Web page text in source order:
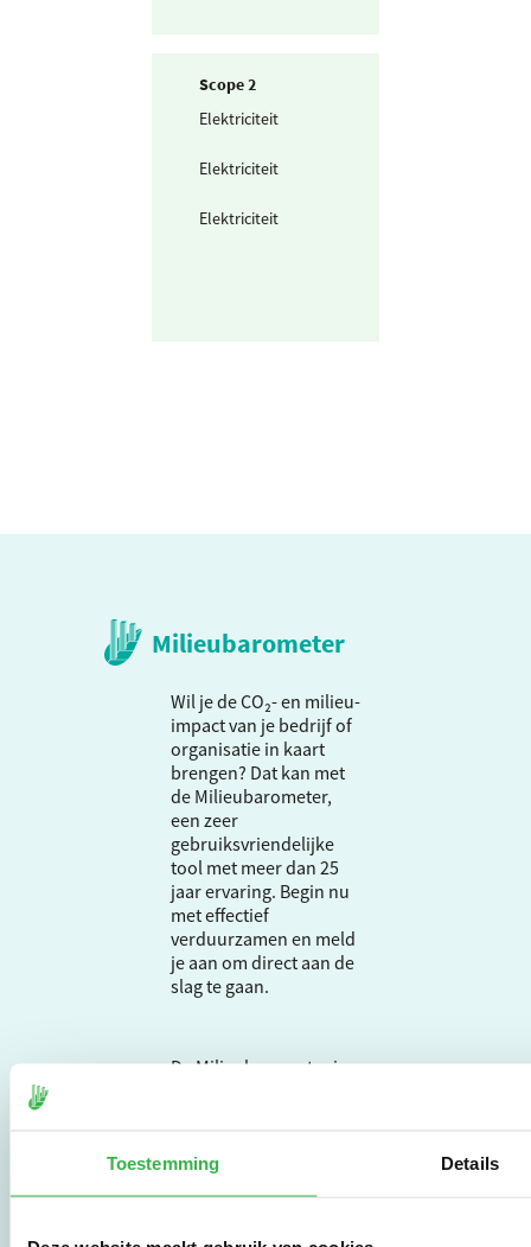
Toestemming Details
Scope 2
Elektriciteit
Elektriciteit
Elektriciteit
Milieubarometer
Wil je de CO₂- en milieu-
impact van je bedrijf of
organisatie in kaart
brengen? Dat kan met
de Milieubarometer,
een zeer
gebruiksvriendelijke
tool met meer dan 25
jaar ervaring. Begin nu
met effectief
verduurzamen en meld
je aan om direct aan de
slag te gaan.
De Milieubarometer is
vertaalt de groeiende